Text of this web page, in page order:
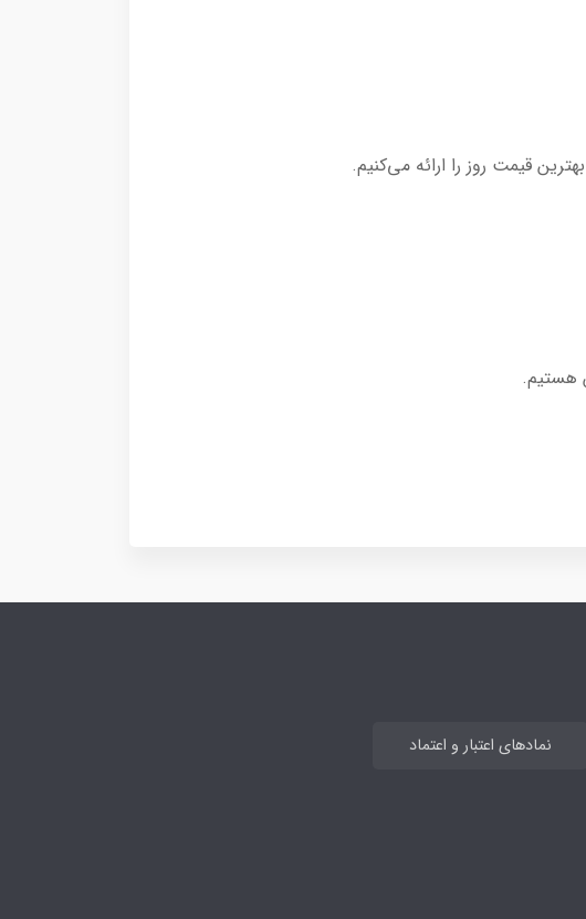
قیمت روز را ارائه می‌کنیم.
هستیم.
نمادهای اعتبار و اعتماد